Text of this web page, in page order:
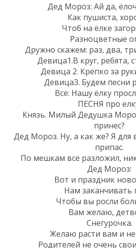
Дед Мороз: Ай да,
Как пушиста,
Чтоб на ёлке
Разноцветные
Дружно скажем: раз, два,
Девица1.В круг, ребята,
Девица 2. Крепко за
Девица3. Будем песни
Все: Нашу ёлку
ПЕСНЯ про
Князь. Милый Дедушка
принес?
Дед Мороз. Ну, а как же? Я для
припас.
По мешкам все разложил,
Дед Мороз:
Вот и праздник
Нам заканчивать
Чтобы вы росли
Вам желаю,
Снегурочка.
Желаю расти вам и не
Родителей не очень